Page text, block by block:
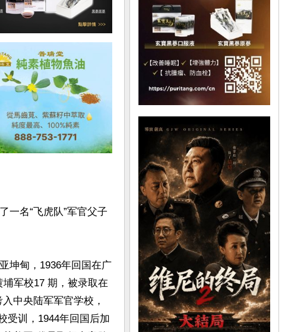
一名“飞虎队”军官父子
坤甸，1936年回国在广
军校17 期，被录取在
受训，1944年回国后加